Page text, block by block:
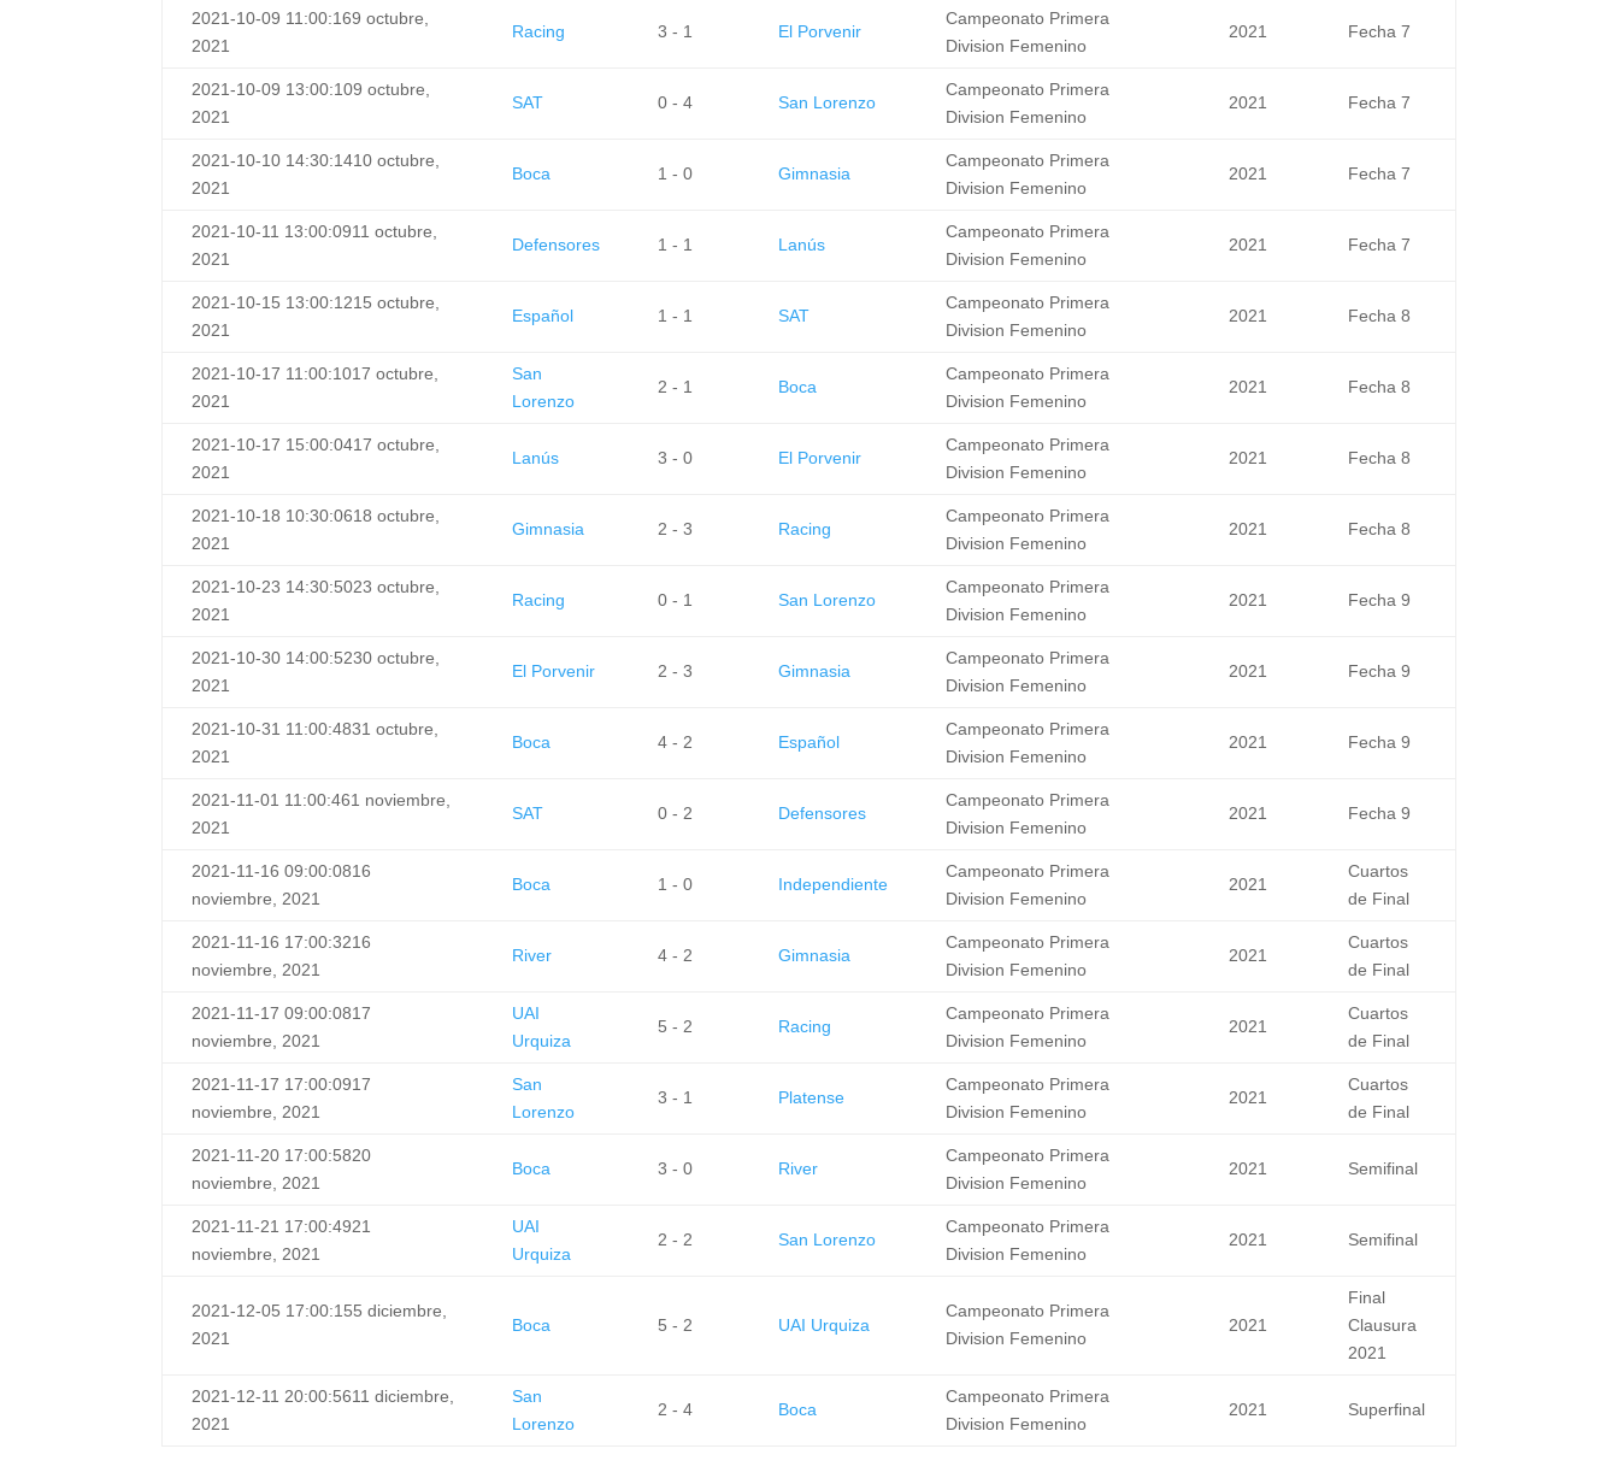
2021-10-09 11:00:169 octubre,
2021
Racing 3 - 1 El Porvenir
Campeonato Primera
Division Femenino
2021 Fecha 7
2021-10-09 13:00:109 octubre,
2021
SAT 0 - 4 San Lorenzo
Campeonato Primera
Division Femenino
2021 Fecha 7
2021-10-10 14:30:1410 octubre,
2021
Boca 1 - 0 Gimnasia
Campeonato Primera
Division Femenino
2021 Fecha 7
2021-10-11 13:00:0911 octubre,
2021
Defensores 1 - 1 Lanús
Campeonato Primera
Division Femenino
2021 Fecha 7
2021-10-15 13:00:1215 octubre,
2021
Español 1 - 1 SAT
Campeonato Primera
Division Femenino
2021 Fecha 8
2021-10-17 11:00:1017 octubre,
2021
San
Lorenzo
2 - 1 Boca
Campeonato Primera
Division Femenino
2021 Fecha 8
2021-10-17 15:00:0417 octubre,
2021
Lanús 3 - 0 El Porvenir
Campeonato Primera
Division Femenino
2021 Fecha 8
2021-10-18 10:30:0618 octubre,
2021
Gimnasia 2 - 3 Racing
Campeonato Primera
Division Femenino
2021 Fecha 8
2021-10-23 14:30:5023 octubre,
2021
Racing 0 - 1 San Lorenzo
Campeonato Primera
Division Femenino
2021 Fecha 9
2021-10-30 14:00:5230 octubre,
2021
El Porvenir 2 - 3 Gimnasia
Campeonato Primera
Division Femenino
2021 Fecha 9
2021-10-31 11:00:4831 octubre,
2021
Boca 4 - 2 Español
Campeonato Primera
Division Femenino
2021 Fecha 9
2021-11-01 11:00:461 noviembre,
2021
SAT 0 - 2 Defensores
Campeonato Primera
Division Femenino
2021 Fecha 9
2021-11-16 09:00:0816
noviembre, 2021
Boca 1 - 0 Independiente
Campeonato Primera
Division Femenino
2021
Cuartos
de Final
2021-11-16 17:00:3216
noviembre, 2021
River 4 - 2 Gimnasia
Campeonato Primera
Division Femenino
2021
Cuartos
de Final
2021-11-17 09:00:0817
noviembre, 2021
UAI
Urquiza
5 - 2 Racing
Campeonato Primera
Division Femenino
2021
Cuartos
de Final
2021-11-17 17:00:0917
noviembre, 2021
San
Lorenzo
3 - 1 Platense
Campeonato Primera
Division Femenino
2021
Cuartos
de Final
2021-11-20 17:00:5820
noviembre, 2021
Boca 3 - 0 River
Campeonato Primera
Division Femenino
2021 Semifinal
2021-11-21 17:00:4921
noviembre, 2021
UAI
Urquiza
2 - 2 San Lorenzo
Campeonato Primera
Division Femenino
2021 Semifinal
2021-12-05 17:00:155 diciembre,
2021
Boca 5 - 2 UAI Urquiza
Campeonato Primera
Division Femenino
2021
Final
Clausura
2021
2021-12-11 20:00:5611 diciembre,
2021
San
Lorenzo
2 - 4 Boca
Campeonato Primera
Division Femenino
2021 Superfinal